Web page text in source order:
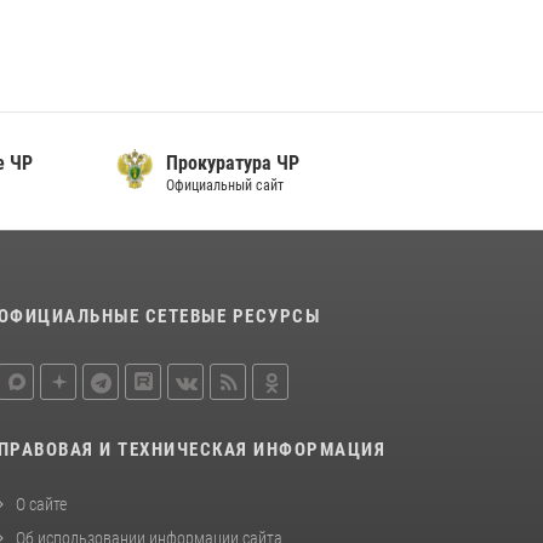
Сотрудник ОМОН «АХМАТ-1» поделился
28 июля 2026, 12:32
ЧР Прокуратура ЧР
Официальный сайт
СЕТЕВЫЕ РЕСУРСЫ
ПРАВОВАЯ И ТЕХНИЧЕСКАЯ ИНФОРМАЦИЯ
О сайте
Об использовании информации сайта